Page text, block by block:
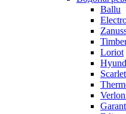
Ballu
Loriot